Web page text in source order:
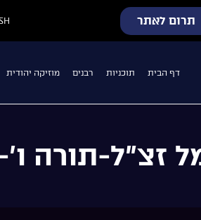
תרום לאתר
דף הבית תוכניות רבנים מוזיקה יהודית
תורה